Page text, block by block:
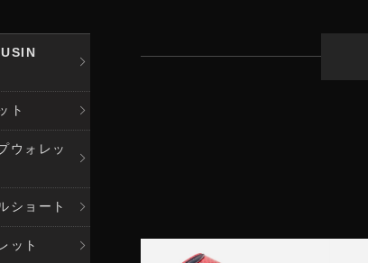
ト
ウォレッ
ショート
ット